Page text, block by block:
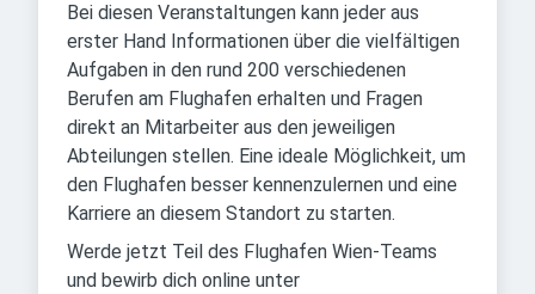
Bei diesen Veranstaltungen kann jeder aus
erster Hand Informationen über die vielfältigen
Aufgaben in den rund 200 verschiedenen
Berufen am Flughafen erhalten und Fragen
direkt an Mitarbeiter aus den jeweiligen
Abteilungen stellen. Eine ideale Möglichkeit, um
den Flughafen besser kennenzulernen und eine
Karriere an diesem Standort zu starten.
Werde jetzt Teil des Flughafen Wien-Teams
und bewirb dich online unter